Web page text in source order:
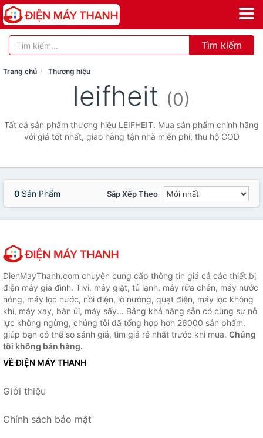
Tìm kiếm
Trang chủ Thương hiệu
leifheit (0)
Tất cả sản phẩm thương hiệu LEIFHEIT. Mua sản phẩm chính hãng
với giá tốt nhất, giao hàng tận nhà miễn phí, thu hộ COD
0 Sản Phẩm Sắp Xếp Theo
DienMayThanh.com chuyên cung cấp thông tin giá cả các thiết bị
điện máy gia đình. Tivi, máy giặt, tủ lạnh, máy rửa chén, máy nước
nóng, máy lọc nước, nồi điện, lò nướng, quạt điện, máy lọc không
khí, máy xay, bàn ủi, máy sấy... Bằng khả năng sẵn có cùng sự nỗ
lực không ngừng, chúng tôi đã tổng hợp hơn 26000 sản phẩm,
giúp bạn có thể so sánh giá, tìm giá rẻ nhất trước khi mua. Chúng
tôi không bán hàng.
VỀ ĐIỆN MÁY THANH
Giới thiệu
Chính sách bảo mật